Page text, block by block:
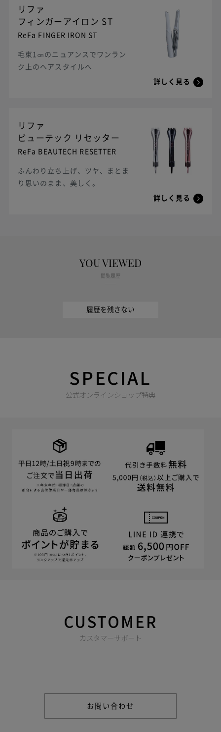
リファ
フィンガーアイロン ST
ReFa FINGER IRON ST
毛束1㎝のニュアンスでワンラン
ク上のヘアスタイルへ
詳しく見る
リファ
ビューテック リセッター
ReFa BEAUTECH RESETTER
ふんわり立ち上げ、ツヤ、まとま
り思いのまま、美しく。
詳しく見る
YOU VIEWED
閲覧履歴
履歴を残さない
SPECIAL
公式オンラインショップ特典
CUSTOMER
カスタマーサポート
お問い合わせ